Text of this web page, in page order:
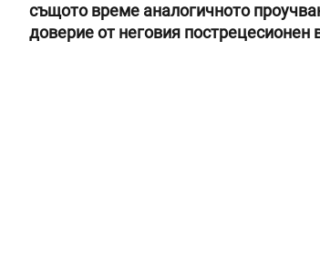
същото време аналогичното
доверие от неговия пострецесионен